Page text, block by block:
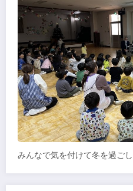
みんなで気を付けて冬を過ご